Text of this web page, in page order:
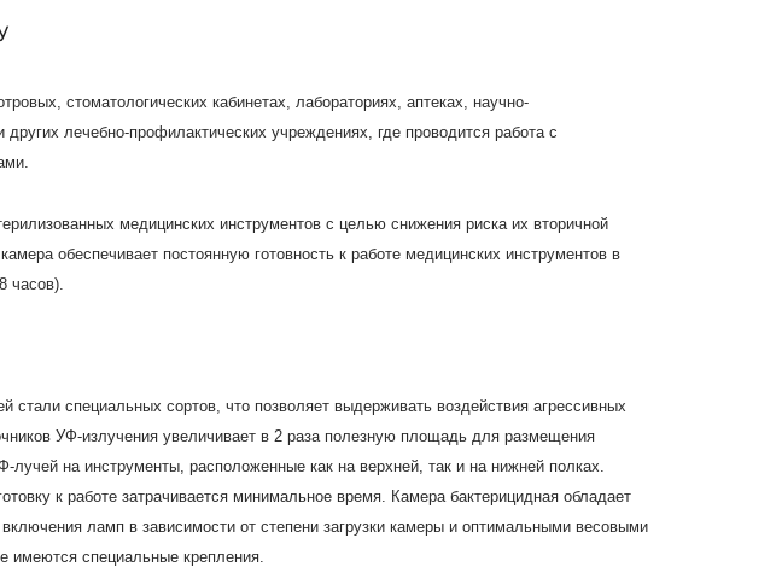
стоматологических кабинетах, лабораториях, аптеках, научно-
лечебно-профилактических учреждениях, где проводится работа с
медицинских инструментов с целью снижения риска их вторичной
обеспечивает постоянную готовность к работе медицинских инструментов в
часов).
специальных сортов, что позволяет выдерживать воздействия агрессивных
УФ-излучения увеличивает в 2 раза полезную площадь для размещения
лучей на инструменты, расположенные как на верхней, так и на нижней полках.
к работе затрачивается минимальное время. Камера бактерицидная обладает
ламп в зависимости от степени загрузки камеры и оптимальными весовыми
имеются специальные крепления.